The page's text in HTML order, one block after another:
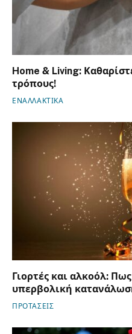
Home & Living:
τρόπους!
ΕΝΑΛΛΑΚΤΙΚΑ
Γιορτές και αλκοόλ:
υπερβολική
ΠΡΟΤΑΣΕΙΣ